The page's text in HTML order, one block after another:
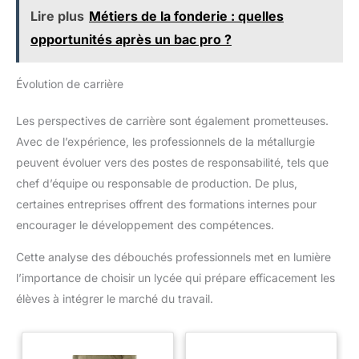
Lire plus Métiers de la fonderie : quelles
opportunités après un bac pro ?
Évolution de carrière
Les perspectives de carrière sont également prometteuses.
Avec de l’expérience, les professionnels de la métallurgie
peuvent évoluer vers des postes de responsabilité, tels que
chef d’équipe ou responsable de production. De plus,
certaines entreprises offrent des formations internes pour
encourager le développement des compétences.
Cette analyse des débouchés professionnels met en lumière
l’importance de choisir un lycée qui prépare efficacement les
élèves à intégrer le marché du travail.